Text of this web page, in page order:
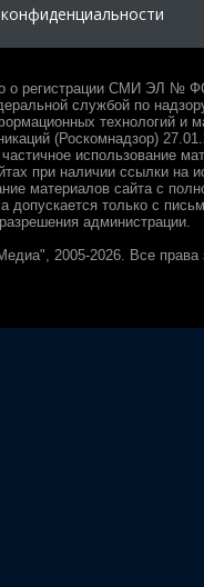
о регистрации СМИ ЭЛ №
службой по
технологий и
(Роскомнадзор)
использование
при наличии ссылки на
материалов сайта с
допускается только с
разрешения администрации.
2005-2026. Все права